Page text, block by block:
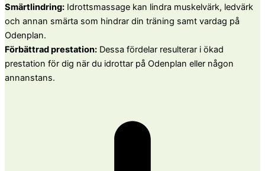
Smärtlindring: Idrottsmassage kan lindra muskelvärk, ledvärk
och annan smärta som hindrar din träning samt vardag på
Odenplan.
Förbättrad prestation: Dessa fördelar resulterar i ökad
prestation för dig när du idrottar på Odenplan eller någon
annanstans.